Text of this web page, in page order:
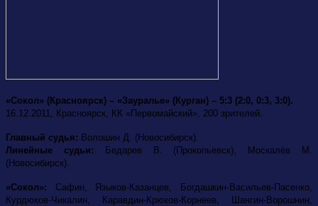
«Сокол» (Красноярск) – «Зауралье» (Курган) – 5:3 (2:0, 0:3, 3:0).
16.12.2011, Красноярск, КК «Первомайский», 200 зрителей.
Главный судья: Волошин Д. (Новосибирск).
Линейные судьи: Бедарев В. (Прокопьевск), Москалёв М.
(Новосибирск).
«Сокол»: Сафин, Языков-Казанцев, Богдашкин-Васильев-Пасенко,
Курдюков-Чикалин, Каравдин-Крюков-Корнеев, Шангин-Ворошнин,